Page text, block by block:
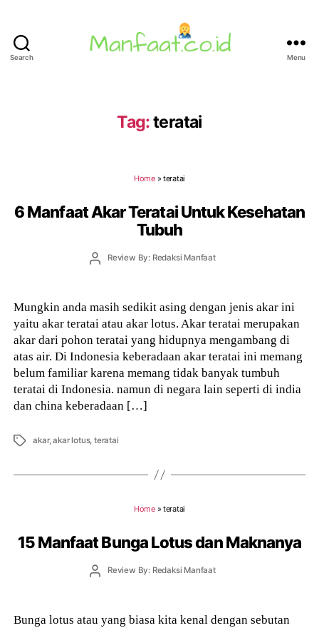
Search Menu
Tag:teratai
Home» teratai
6 Manfaat Akar Teratai Untuk Kesehatan
Tubuh
PostReview By: Redaksi Manfaat
Mungkin anda masih sedikit asing dengan jenis akar ini
yaitu akar teratai atau akar lotus. Akar teratai merupakan
akar dari pohon teratai yang hidupnya mengambang di
atas air. Di Indonesia keberadaan akar teratai ini memang
belum familiar karena memang tidak banyak tumbuh
teratai di Indonesia. namun di negara lain seperti di india
dan china keberadaan […]
Tags akar,akar lotus, teratai
Home» teratai
15 Manfaat Bunga Lotus dan Maknanya
PostReview By: Redaksi Manfaat
Bunga lotus atau yang biasa kita kenal dengan sebutan